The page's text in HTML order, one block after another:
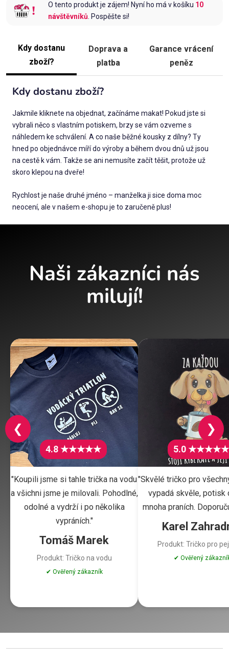
O tento produkt je zájem! Nyní ho má v košíku 10
návštěvníků. Pospěšte si!
Kdy dostanu
zboží?
Doprava a
platba
Garance vrácení
peněz
Kdy dostanu zboží?
Jakmile kliknete na objednat, začínáme makat! Pokud jste si
vybrali něco s vlastním potiskem, brzy se vám ozveme s
náhledem ke schválení. A co naše běžné kousky z dílny? Ty
hned po objednávce míří do výroby a během dvou dnů už jsou
na cestě k vám. Takže se ani nemusíte začít těšit, protože už
skoro klepou na dveře!
Rychlost je naše druhé jméno – manželka ji sice doma moc
neocení, ale v našem e-shopu je to zaručeně plus!
Naši zákazníci nás
milují!
4.8 ★★★★★
"Koupili jsme si tahle trička na vodu
a všichni jsme je milovali. Pohodlné,
odolné a vydrží i po několika
vypráních."
Tomáš Marek
Produkt: Tričko na vodu
✔ Ověřený zákazník
5.0 ★★★★★
"Skvělé tričko pro
vypadá skvěle, potisk
mnoha praních.
Karel
Produkt: Tričko pro
✔ Ověřený
❮ ❯